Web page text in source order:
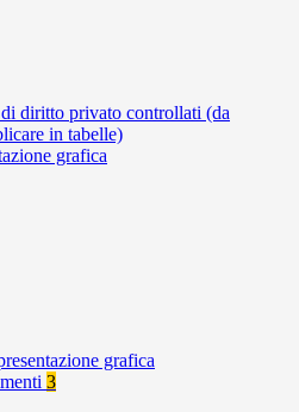
diritto privato controllati (da
in tabelle)
grafica
grafica
3